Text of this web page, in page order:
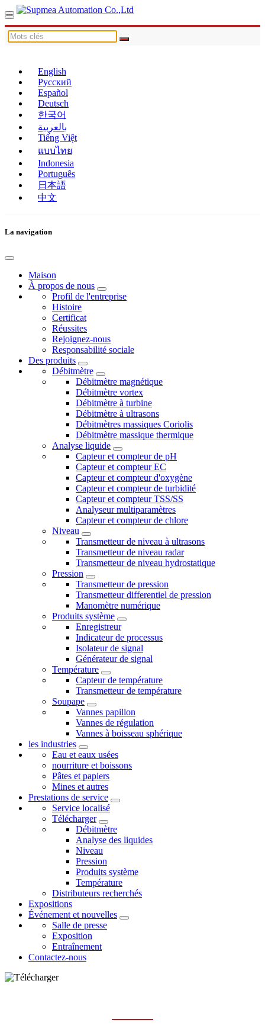
English
Русский
Español
Deutsch
한국어
بالعربية
Tiếng Việt
แบบไทย
Indonesia
Português
日本語
中文
La navigation
Maison
À propos de nous
Profil de l'entreprise
Histoire
Certificat
Réussites
Rejoignez-nous
Responsabilité sociale
Des produits
Débitmètre
Débitmètre magnétique
Débitmètre vortex
Débitmètre à turbine
Débitmètre à ultrasons
Débitmètres massiques Coriolis
Débitmètre massique thermique
Analyse liquide
Capteur et compteur de pH
Capteur et compteur EC
Capteur et compteur d'oxygène
Capteur et compteur de turbidité
Capteur et compteur TSS/SS
Analyseur multiparamètres
Capteur et compteur de chlore
Niveau
Transmetteur de niveau à ultrasons
Transmetteur de niveau radar
Transmetteur de niveau hydrostatique
Pression
Transmetteur de pression
Transmetteur differentiel de pression
Manomètre numérique
Produits système
Enregistreur
Indicateur de processus
Isolateur de signal
Générateur de signal
Température
Capteur de température
Transmetteur de température
Soupape
Vannes papillon
Vannes de régulation
Vannes à boisseau sphérique
les industries
Eau et eaux usées
nourriture et boissons
Pâtes et papiers
Mines et autres
Prestations de service
Service localisé
Télécharger
Débitmètre
Analyse des liquides
Niveau
Pression
Produits système
Température
Distributeurs recherchés
Expositions
Événement et nouvelles
Salle de presse
Exposition
Entraînement
Contactez-nous